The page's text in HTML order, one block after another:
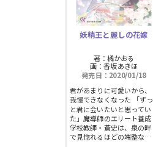
妖精王と麗しの花嫁
著：橘かおる
画：香坂あきほ
発売日：2020/01/18
君があまりに可愛いから、
我慢できなくなった 「ずっ
と君に会いたいと思ってい
た」魔導師のエリート養成
学校教師・蒼史は、泉の畔
で見惚れるほどの端整な…